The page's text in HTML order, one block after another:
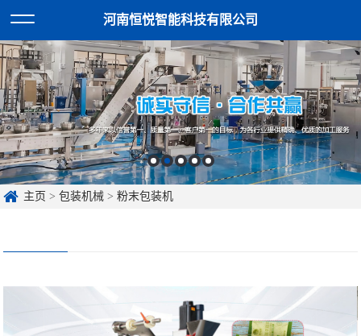
河南恒悦智能科技有限公司
主页 >包装机械 >粉末包装机